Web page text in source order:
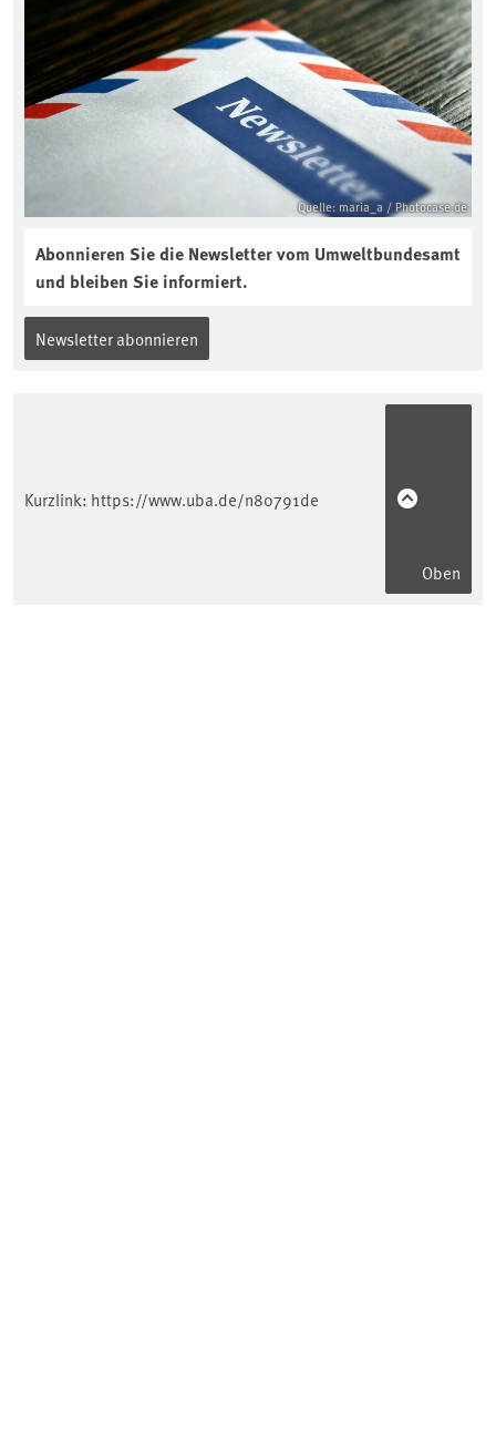
Quelle: maria_a / Photocase.de
Abonnieren Sie die Newsletter vom Umweltbundesamt
und bleiben Sie informiert.
Newsletter abonnieren
Kurzlink: https://www.uba.de/n80791de
Oben